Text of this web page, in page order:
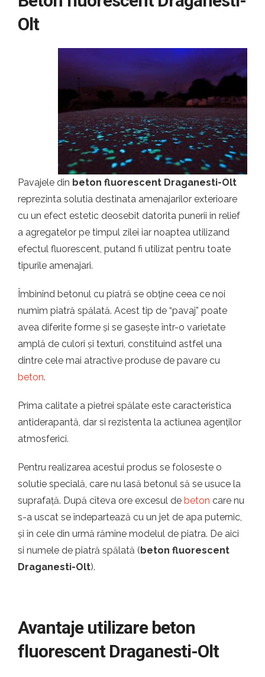
Olt
Pavajele din beton fluorescent Draganesti-Olt
reprezinta solutia destinata amenajarilor exterioare
cu un efect estetic deosebit datorita punerii in relief
a agregatelor pe timpul zilei iar noaptea utilizand
efectul fluorescent, putand fi utilizat pentru toate
tipurile amenajari.
Îmbinînd betonul cu piatră se obține ceea ce noi
numim piatră spălată. Acest tip de “pavaj” poate
avea diferite forme și se gasește într-o varietate
amplă de culori și texturi, constituind astfel una
dintre cele mai atractive produse de pavare cu
beton.
Prima calitate a pietrei spălate este caracteristica
antiderapantă, dar si rezistenta la actiunea agenților
atmosferici.
Pentru realizarea acestui produs se foloseste o
solutie specială, care nu lasă betonul să se usuce la
suprafață. După cîteva ore excesul de beton care nu
s-a uscat se îndepartează cu un jet de apa puternic,
și în cele din urmă rămîne modelul de piatra. De aici
si numele de piatră spălată (beton fluorescent
Draganesti-Olt).
Avantaje utilizare beton
fluorescent Draganesti-Olt